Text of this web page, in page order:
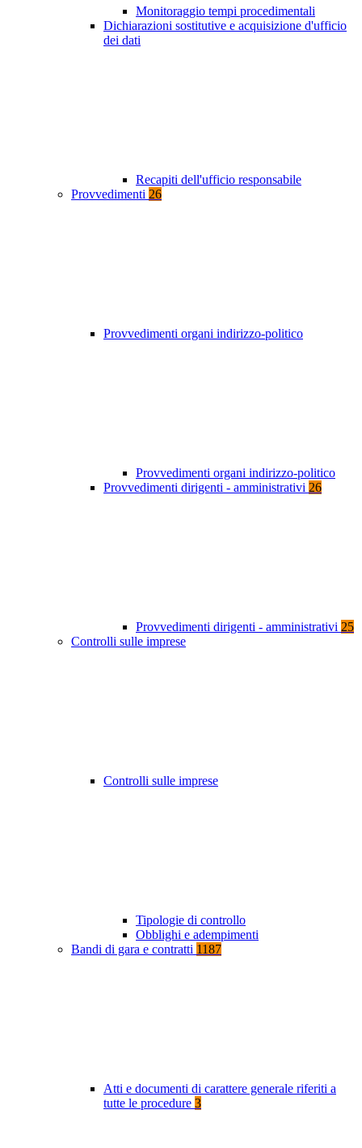
Monitoraggio tempi procedimentali
Dichiarazioni sostitutive e acquisizione d'ufficio
dei dati
Recapiti dell'ufficio responsabile
Provvedimenti 26
Provvedimenti organi indirizzo-politico
Provvedimenti organi indirizzo-politico
Provvedimenti dirigenti - amministrativi 26
Provvedimenti dirigenti - amministrativi 25
Controlli sulle imprese
Controlli sulle imprese
Tipologie di controllo
Obblighi e adempimenti
Bandi di gara e contratti 1187
Atti e documenti di carattere generale riferiti a
tutte le procedure 3